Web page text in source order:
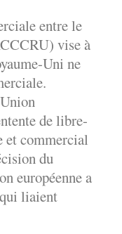
entre le
vise à
Uni ne
de libre-
et commercial
du
européenne a
liaient